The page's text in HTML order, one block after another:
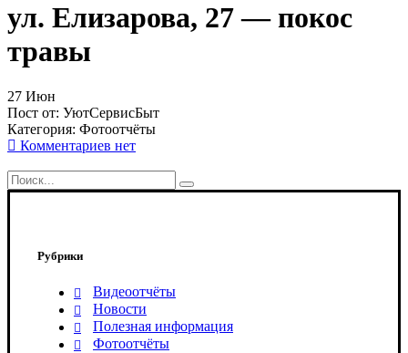
ул. Елизарова, 27 — покос
травы
27 Июн
Пост от: УютСервисБыт
Категория: Фотоотчёты
Комментариев нет
Рубрики
Видеоотчёты
Новости
Полезная информация
Фотоотчёты